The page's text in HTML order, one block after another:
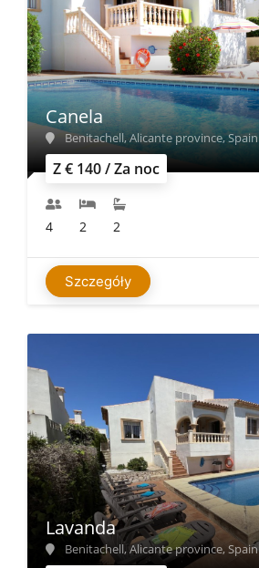
Z € 140 / Za noc
Canela
Benitachell, Alicante province, Spain
4 2 2
Szczegóły
Lavanda
Benitachell, Alicante province, Spain